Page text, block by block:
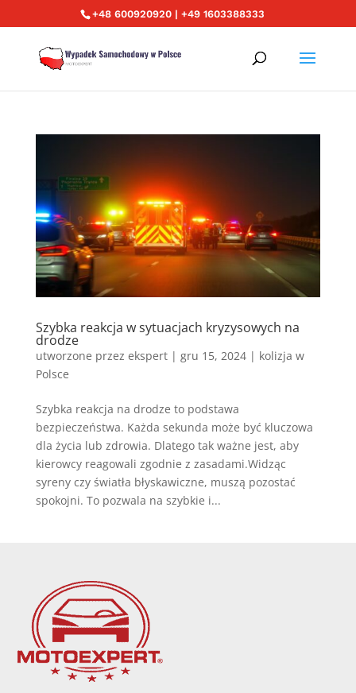
+48 600920920 | +49 1603388333
Szybka reakcja w sytuacjach kryzysowych na
drodze
utworzone przez ekspert| gru 15, 2024| kolizja w
Polsce
Szybka reakcja na drodze to podstawa
bezpieczeństwa. Każda sekunda może być kluczowa
dla życia lub zdrowia. Dlatego tak ważne jest, aby
kierowcy reagowali zgodnie z zasadami.Widząc
syreny czy światła błyskawiczne, muszą pozostać
spokojni. To pozwala na szybkie i...